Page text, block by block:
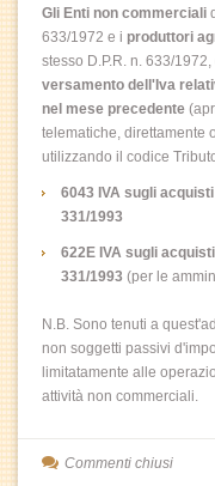
Gli Enti non commerciali
633/1972 e i produttori
stesso D.P.R. n. 633/
versamento dell'Iva
nel mese precedente
telematiche, direttamente
utilizzando il codice
6043 IVA sugli
331/1993
622E IVA sugli
331/1993 (per le
N.B. Sono tenuti a
non soggetti passivi
limitatamente alle
attività non commerciali.
Commenti chiusi